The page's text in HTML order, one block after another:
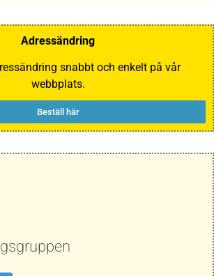
Adressändring
snabbt och enkelt på vår
webbplats.
Beställ här